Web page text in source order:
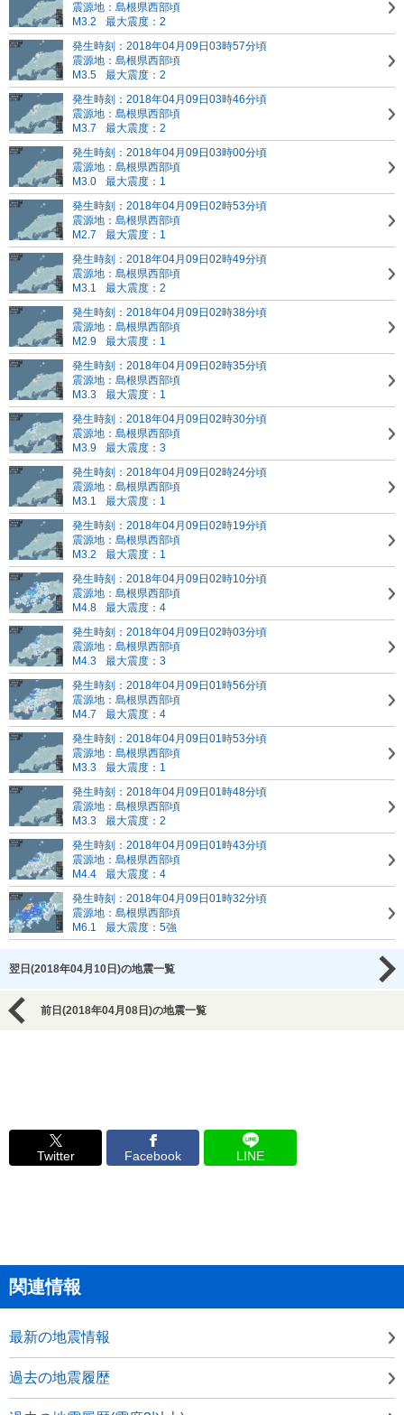
震源地：島根県西部頃
M3.2
最大震度：2
発生時刻：2018年04月09日03時57分頃
震源地：島根県西部頃
M3.5
最大震度：2
発生時刻：2018年04月09日03時46分頃
震源地：島根県西部頃
M3.7
最大震度：2
発生時刻：2018年04月09日03時00分頃
震源地：島根県西部頃
M3.0
最大震度：1
発生時刻：2018年04月09日02時53分頃
震源地：島根県西部頃
M2.7
最大震度：1
発生時刻：2018年04月09日02時49分頃
震源地：島根県西部頃
M3.1
最大震度：2
発生時刻：2018年04月09日02時38分頃
震源地：島根県西部頃
M2.9
最大震度：1
発生時刻：2018年04月09日02時35分頃
震源地：島根県西部頃
M3.3
最大震度：1
発生時刻：2018年04月09日02時30分頃
震源地：島根県西部頃
M3.9
最大震度：3
発生時刻：2018年04月09日02時24分頃
震源地：島根県西部頃
M3.1
最大震度：1
発生時刻：2018年04月09日02時19分頃
震源地：島根県西部頃
M3.2
最大震度：1
発生時刻：2018年04月09日02時10分頃
震源地：島根県西部頃
M4.8
最大震度：4
発生時刻：2018年04月09日02時03分頃
震源地：島根県西部頃
M4.3
最大震度：3
発生時刻：2018年04月09日01時56分頃
震源地：島根県西部頃
M4.7
最大震度：4
発生時刻：2018年04月09日01時53分頃
震源地：島根県西部頃
M3.3
最大震度：1
発生時刻：2018年04月09日01時48分頃
震源地：島根県西部頃
M3.3
最大震度：2
発生時刻：2018年04月09日01時43分頃
震源地：島根県西部頃
M4.4
最大震度：4
発生時刻：2018年04月09日01時32分頃
震源地：島根県西部頃
M6.1
最大震度：5強
翌日(2018年04月10日)の地震一覧
前日(2018年04月08日)の地震一覧
Twitter Facebook LINE
関連情報
最新の地震情報
過去の地震履歴